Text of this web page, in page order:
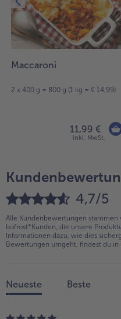
Maccaroni
2 x 400 g = 800 g (1 kg = € 14,99)
11,99 €
inkl. MwSt.
4,7/5
Alle Kundenbewertungen stammen
bofrost*Kunden, die unsere
Informationen dazu, wie dies
Bewertungen umgeht, findest du in
Neueste Beste